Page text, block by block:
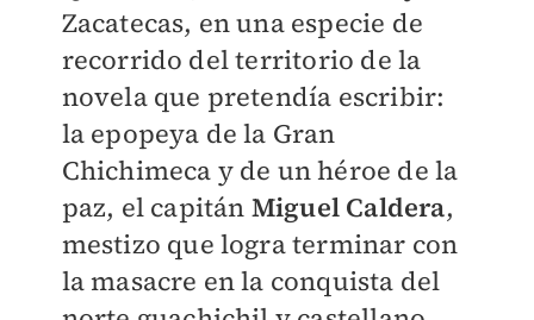
Zacatecas, en una especie de
recorrido del territorio de la
novela que pretendía escribir:
la epopeya de la Gran
Chichimeca y de un héroe de la
paz, el capitán Miguel Caldera,
mestizo que logra terminar con
la masacre en la conquista del